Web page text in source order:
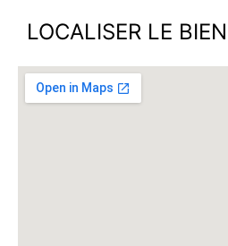
LOCALISER LE BIEN